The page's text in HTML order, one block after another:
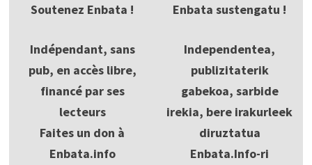
Soutenez Enbata !
Indépendant, sans
pub, en accès libre,
financé par ses
lecteurs
Faites un don à
Enbata.info
Enbata sustengatu !
Independentea,
publizitaterik
gabekoa, sarbide
irekia, bere irakurleek
diruztatua
Enbata.Info-ri